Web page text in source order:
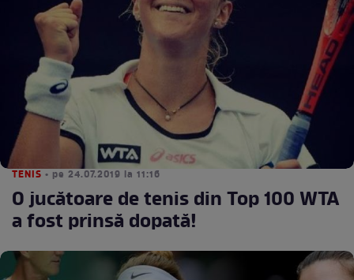
TENIS • pe 24.07.2019 la 11:16
O jucătoare de tenis din Top 100 WTA
a fost prinsă dopată!